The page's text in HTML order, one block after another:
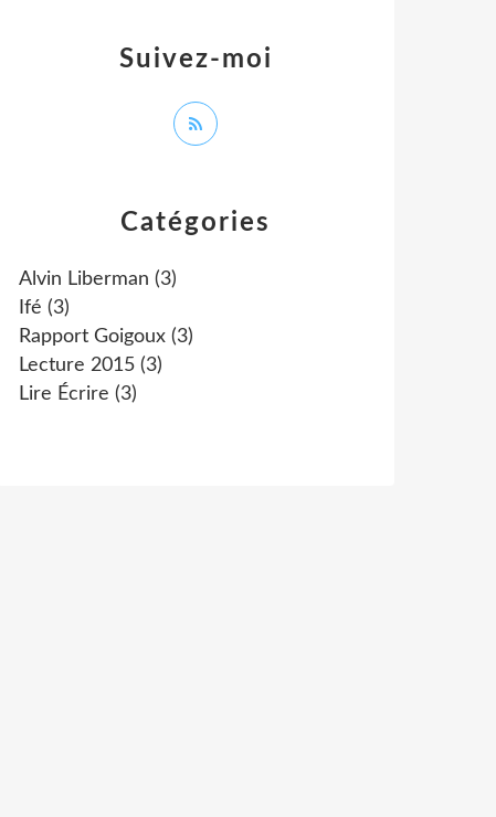
Catégories
Alvin Liberman (3)
Ifé (3)
Rapport Goigoux (3)
Lecture 2015 (3)
Lire Écrire (3)
Suivez-moi